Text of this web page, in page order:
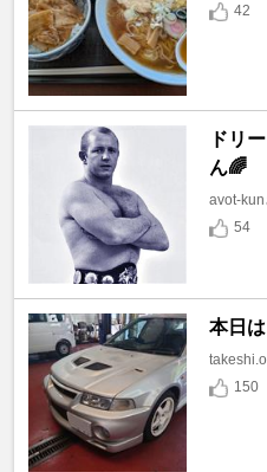
42
ドリ
ん🌈
avot-kun
54
本日
150